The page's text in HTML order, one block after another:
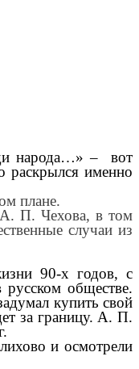
народа…» – вот
раскрылся именно
плане.
А. П. Чехова, в том
случаи из
90-х годов, с
обществе.
купить свой
за границу. А. П.
и осмотрели